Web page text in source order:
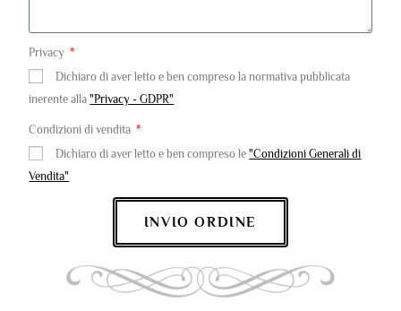
Privacy
Dichiaro di aver letto e ben compreso la normativa pubblicata
inerente alla"Privacy - GDPR"
Condizioni di vendita
Dichiaro di aver letto e ben compreso le"Condizioni Generali di
Vendita"
INVIO ORDINE